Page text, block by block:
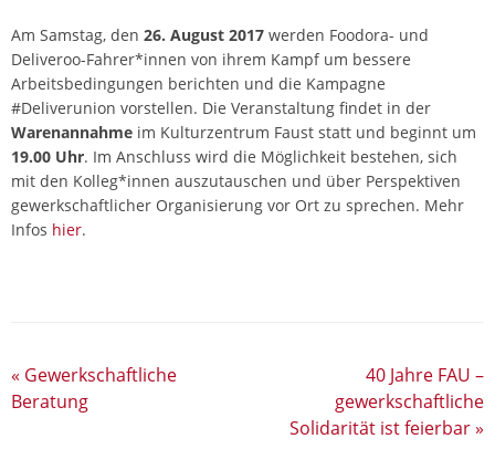
Am Samstag, den 26. August 2017 werden Foodora- und
Deliveroo-Fahrer*innen von ihrem Kampf um bessere
Arbeitsbedingungen berichten und die Kampagne
#Deliverunion vorstellen. Die Veranstaltung findet in der
Warenannahme im Kulturzentrum Faust statt und beginnt um
19.00 Uhr. Im Anschluss wird die Möglichkeit bestehen, sich
mit den Kolleg*innen auszutauschen und über Perspektiven
gewerkschaftlicher Organisierung vor Ort zu sprechen. Mehr
Infos hier.
« Gewerkschaftliche
Beratung
40 Jahre FAU –
gewerkschaftliche
Solidarität ist feierbar»